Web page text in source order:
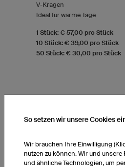
V-Kragen
Ideal für warme Tage
1 Stück: € 57,00 pro Stück
10 Stück: € 39,00 pro Stück
50 Stück: € 30,00 pro Stück
WEITERE PRODUKTE AUS
Bandanas
So setzen wir unsere Cookies
Wir brauchen Ihre Einwilligung
nutzen zu können. Wir und
und ähnliche Technologien, um